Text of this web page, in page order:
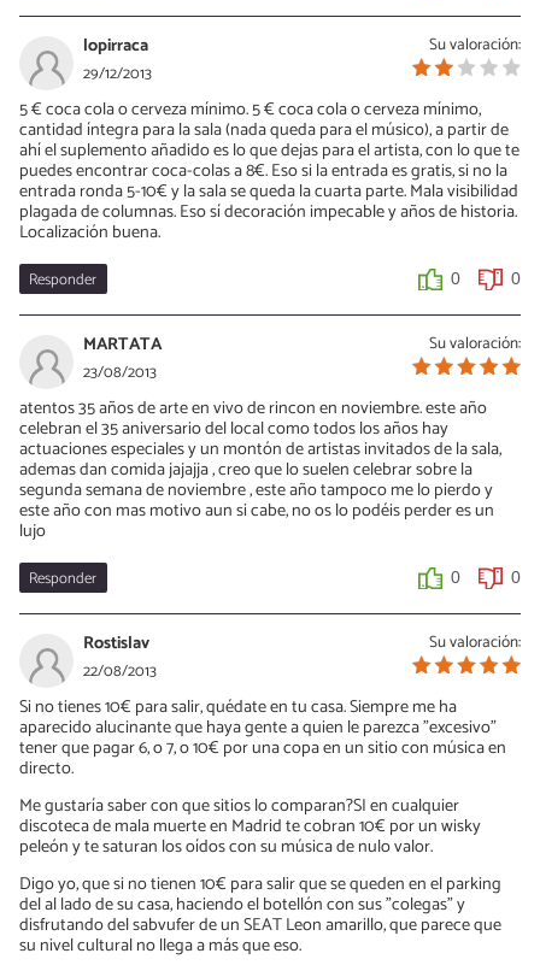
Su valoración:
lopirraca
29/12/2013
5 € coca cola o cerveza mínimo. 5 € coca cola o cerveza mínimo,
cantidad íntegra para la sala (nada queda para el músico), a partir de
ahí el suplemento añadido es lo que dejas para el artista, con lo que te
puedes encontrar coca-colas a 8€. Eso si la entrada es gratis, si no la
entrada ronda 5-10€ y la sala se queda la cuarta parte. Mala visibilidad
plagada de columnas. Eso sí decoración impecable y años de historia.
Localización buena.
Responder 0 0
Su valoración:
MARTATA
23/08/2013
atentos 35 años de arte en vivo de rincon en noviembre. este año
celebran el 35 aniversario del local como todos los años hay
actuaciones especiales y un montón de artistas invitados de la sala,
ademas dan comida jajajja , creo que lo suelen celebrar sobre la
segunda semana de noviembre , este año tampoco me lo pierdo y
este año con mas motivo aun si cabe, no os lo podéis perder es un
lujo
Responder 0 0
Su valoración:
Rostislav
22/08/2013
Si no tienes 10€ para salir, quédate en tu casa. Siempre me ha
aparecido alucinante que haya gente a quien le parezca "excesivo"
tener que pagar 6, o 7, o 10€ por una copa en un sitio con música en
directo.
Me gustaría saber con que sitios lo comparan?SI en cualquier
discoteca de mala muerte en Madrid te cobran 10€ por un wisky
peleón y te saturan los oídos con su música de nulo valor.
Digo yo, que si no tienen 10€ para salir que se queden en el parking
del al lado de su casa, haciendo el botellón con sus "colegas" y
disfrutando del sabvufer de un SEAT Leon amarillo, que parece que
su nivel cultural no llega a más que eso.